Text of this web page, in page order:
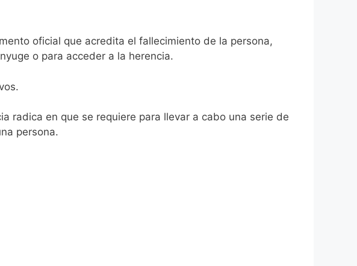
oficial que acredita el fallecimiento de la persona,
o para acceder a la herencia.
radica en que se requiere para llevar a cabo una serie de
persona.